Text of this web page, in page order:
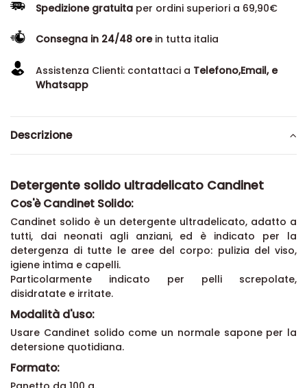
Spedizione gratuita per ordini superiori a 69,90€
Consegna in 24/48 orein tutta italia
Assistenza Clienti: contattaci a Telefono,Email, e
Whatsapp
Descrizione
Detergente solido ultradelicato Candinet
Cos'è Candinet Solido:
Candinet solido è un detergente ultradelicato, adatto a
tutti, dai neonati agli anziani, ed è indicato per la
detergenza di tutte le aree del corpo: pulizia del viso,
igiene intima e capelli.
Particolarmente indicato per pelli screpolate,
disidratate e irritate.
Modalità d'uso:
Usare Candinet solido come un normale sapone per la
detersione quotidiana.
Formato: